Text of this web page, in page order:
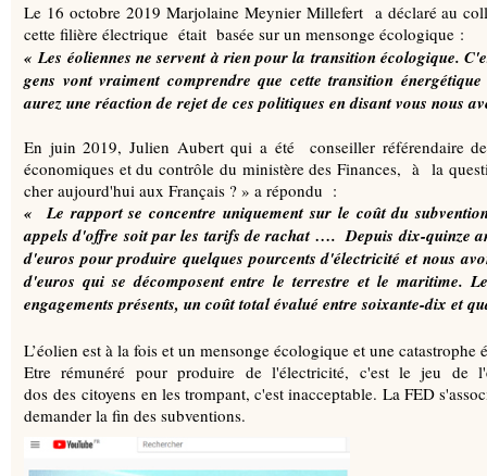
Le 16 octobre 2019 Marjolaine Meynier Millefert a déclaré au
cette filière électrique était basée sur un mensonge écologique :
« Les éoliennes ne servent à rien pour la transition écologique.
gens vont vraiment comprendre que cette transition
aurez une réaction de rejet de ces politiques en disant vous nous
En juin 2019, Julien Aubert qui a été conseiller référendaire
économiques et du contrôle du ministère des Finances, à la
cher aujourd'hui aux Français ? » a répondu :
« Le rapport se concentre uniquement sur le coût du
appels d'offre soit par les tarifs de rachat …. Depuis dix-quinze
d'euros pour produire quelques pourcents d'électricité et nous
d'euros qui se décomposent entre le terrestre et le maritime.
engagements présents, un coût total évalué entre soixante-dix et
L’éolien est à la fois et un mensonge écologique et une catastrophe
Etre rémunéré pour produire de l'électricité, c'est le jeu de
dos des citoyens en les trompant, c'est inacceptable. La FED
demander la fin des subventions.